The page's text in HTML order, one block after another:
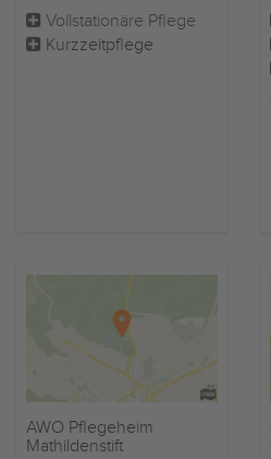
Vollstationäre Pflege
Kurzzeitpflege
AWO Pflegeheim
Mathildenstift